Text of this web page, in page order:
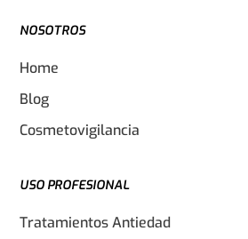
NOSOTROS
Home
Blog
Cosmetovigilancia
USO PROFESIONAL
Tratamientos Antiedad